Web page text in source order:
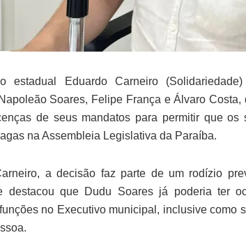
estadual Eduardo Carneiro
Soares, Felipe França e Álvaro
de seus mandatos para permitir que
na Assembleia Legislativa da Paraíba.
a decisão faz parte de um rodízio
destacou que Dudu Soares já poderia ter
no Executivo municipal, inclusive como